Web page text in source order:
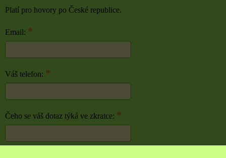
Platí pro hovory po České republice.
Email: *
Váš telefon: *
Čeho se váš dotaz týká ve zkratce: *